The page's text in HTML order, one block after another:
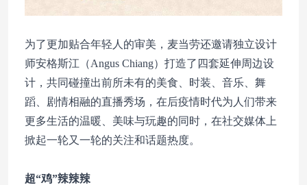
为了更加贴合年轻人的审美，麦当劳还邀请独立设计
师安格斯江（Angus Chiang）打造了四套延伸周边设
计，共同碰撞出前所未有的美食、时装、音乐、舞
蹈、剧情相融的直播秀场，在后疫情时代为人们带来
更多生活的温暖、美味与玩趣的同时，在社交媒体上
掀起一轮又一轮的关注和话题热度。
超“鸡”辣辣辣